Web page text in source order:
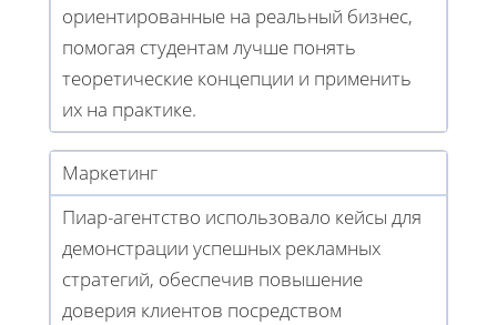
ориентированные на реальный бизнес,
помогая студентам лучше понять
теоретические концепции и применить
их на практике.
Маркетинг
Пиар-агентство использовало кейсы для
демонстрации успешных рекламных
стратегий, обеспечив повышение
доверия клиентов посредством